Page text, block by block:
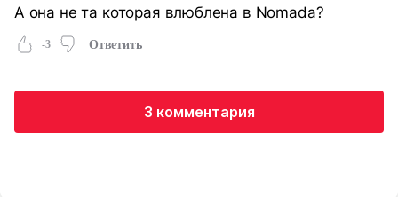
А она не та которая влюблена в Nomada?
-3 Ответить
3 комментария